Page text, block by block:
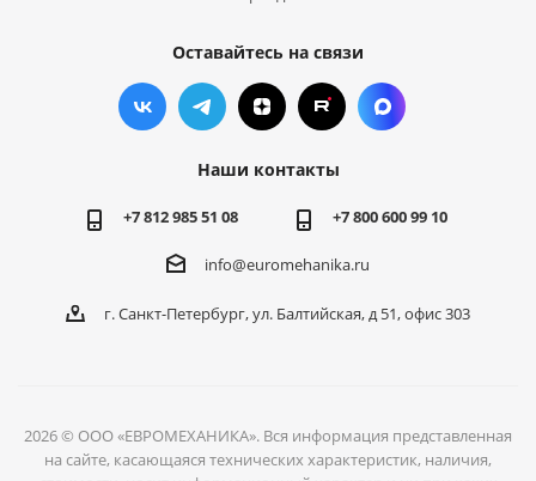
Оставайтесь на связи
Наши контакты
+7 812 985 51 08 +7 800 600 99 10
info@euromehanika.ru
г. Санкт-Петербург, ул. Балтийская, д 51, офис 303
2026 © ООО «ЕВРОМЕХАНИКА». Вся информация представленная
на сайте, касающаяся технических характеристик, наличия,